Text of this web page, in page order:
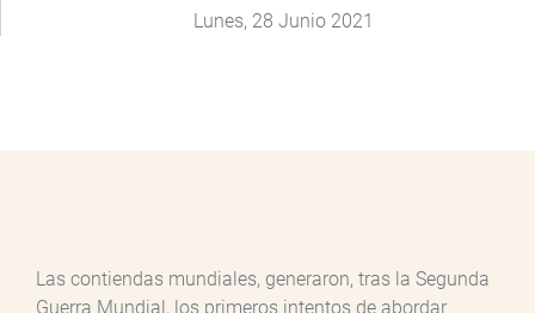
Lunes, 28 Junio 2021
Las contiendas mundiales, generaron, tras la Segunda
Guerra Mundial, los primeros intentos de abordar